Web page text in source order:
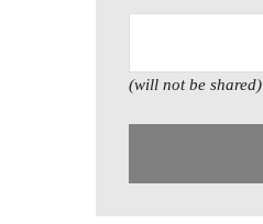
(will not be shared)